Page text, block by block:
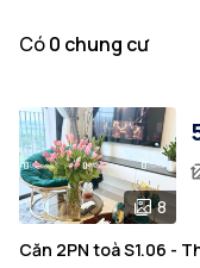
Có0 chung cư
8
Căn 2PN toà S1.06 -